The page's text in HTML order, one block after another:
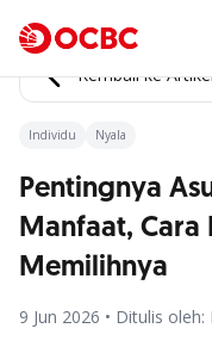
Kembali ke
Individu Nyala
Pentingnya
Manfaat, Cara
Memilihnya
9 Jun 2026 • Ditulis oleh: